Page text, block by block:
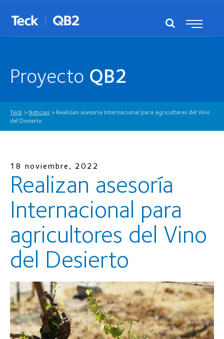
Proyecto QB2
Teck > Noticias > Realizan asesoría Internacional para agricultores del Vino
del Desierto
18 noviembre, 2022
Realizan asesoría
Internacional para
agricultores del Vino
del Desierto